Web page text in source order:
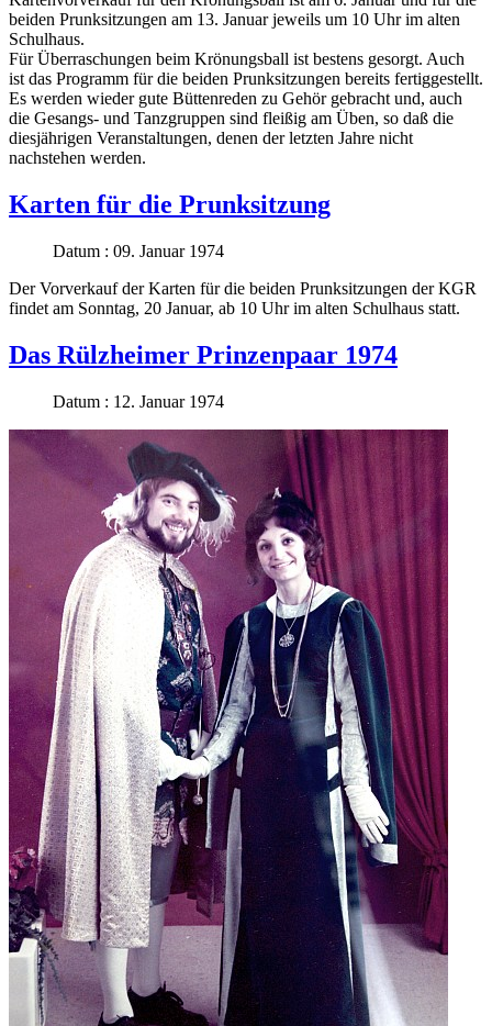
beiden Prunksitzungen am 13. Januar jeweils um 10 Uhr im alten
Schulhaus.
Für Überraschungen beim Krönungsball ist bestens gesorgt. Auch
ist das Programm für die beiden Prunksitzungen bereits fertiggestellt.
Es werden wieder gute Büttenreden zu Gehör gebracht und, auch
die Gesangs- und Tanzgruppen sind fleißig am Üben, so daß die
diesjährigen Veranstaltungen, denen der letzten Jahre nicht
nachstehen werden.
Karten für die Prunksitzung
Datum : 09. Januar 1974
Der Vorverkauf der Karten für die beiden Prunksitzungen der KGR
findet am Sonntag, 20 Januar, ab 10 Uhr im alten Schulhaus statt.
Das Rülzheimer Prinzenpaar 1974
Datum : 12. Januar 1974